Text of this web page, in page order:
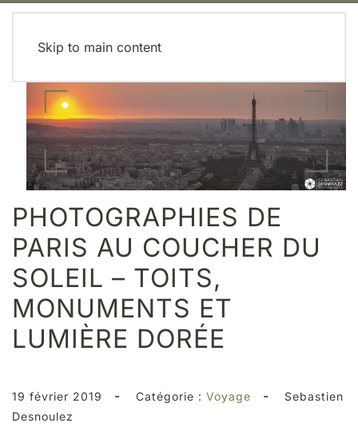
Skip to main content
PHOTOGRAPHIES DE
PARIS AU COUCHER DU
SOLEIL – TOITS,
MONUMENTS ET
LUMIÈRE DORÉE
19 février 2019 - Catégorie : Voyage -
Sebastien
Desnoulez